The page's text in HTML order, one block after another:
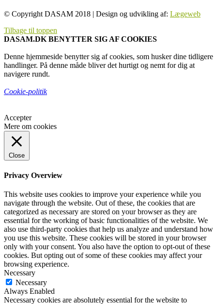
© Copyright DASAM 2018 | Design og udvikling af: Lægeweb
Tilbage til toppen
DASAM.DK BENYTTER SIG AF COOKIES
Denne hjemmeside benytter sig af cookies, som husker dine tidligere
handlinger. På denne måde bliver det hurtigt og nemt for dig at
navigere rundt.
Cookie-politik
Accepter
Mere om cookies
Close
Privacy Overview
This website uses cookies to improve your experience while you
navigate through the website. Out of these, the cookies that are
categorized as necessary are stored on your browser as they are
essential for the working of basic functionalities of the website. We
also use third-party cookies that help us analyze and understand how
you use this website. These cookies will be stored in your browser
only with your consent. You also have the option to opt-out of these
cookies. But opting out of some of these cookies may affect your
browsing experience.
Necessary
Necessary
Always Enabled
Necessary cookies are absolutely essential for the website to